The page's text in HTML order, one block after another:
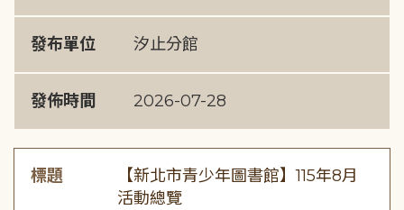
發布單位 汐止分館
發佈時間 2026-07-28
標題
【新北市青少年圖書館】115年8月
活動總覽